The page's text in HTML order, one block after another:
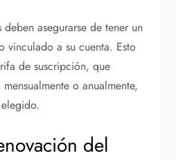
asegurarse de tener un
vinculado a su cuenta. Esto
de suscripción, que
o anualmente,
del